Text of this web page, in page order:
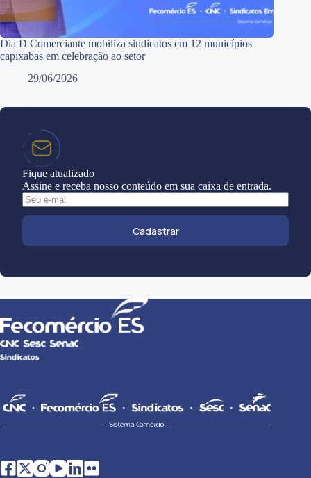
Dia D Comerciante mobiliza sindicatos em 12 municípios
capixabas em celebração ao setor
29/06/2026
Fique atualizado
Assine e receba nosso conteúdo em sua caixa de entrada.
Cadastrar